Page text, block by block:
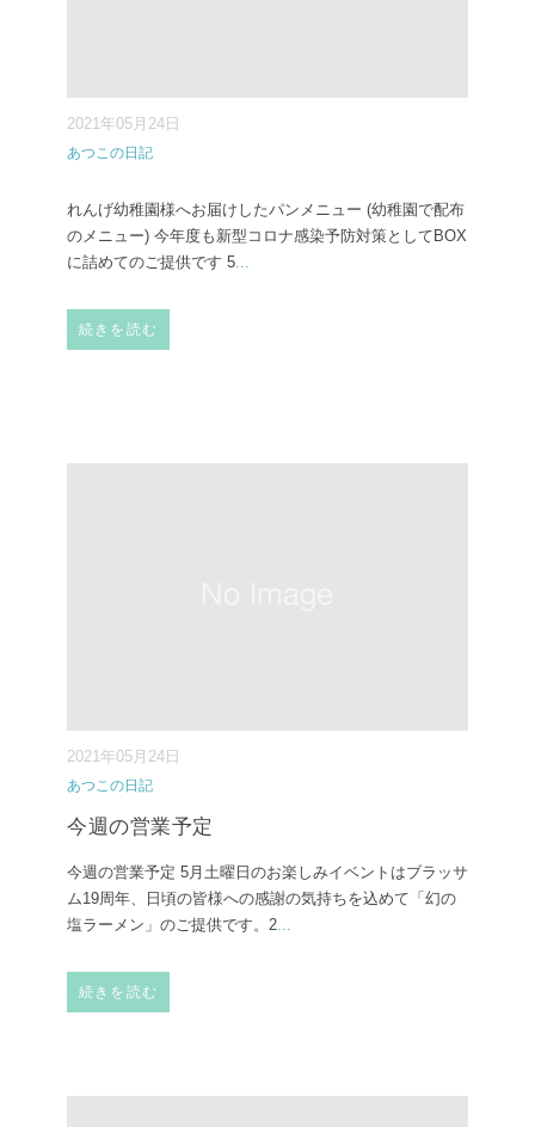
2021年05月24日
あつこの日記
れんげ幼稚園様へお届けしたパンメニュー (幼稚園で配布
のメニュー) 今年度も新型コロナ感染予防対策としてBOX
に詰めてのご提供です 5...
続きを読む
2021年05月24日
あつこの日記
今週の営業予定
今週の営業予定 5月土曜日のお楽しみイベントはブラッサ
ム19周年、日頃の皆様への感謝の気持ちを込めて「幻の
塩ラーメン」のご提供です。2...
続きを読む